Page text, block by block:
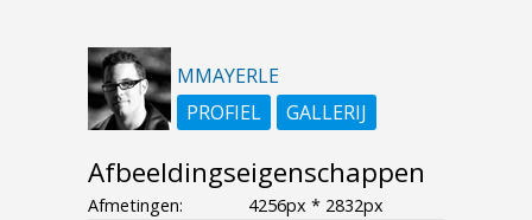
MMAYERLE
PROFIEL
GALLERIJ
Afbeeldingseigenschappen
Afmetingen:
4256px * 2832px